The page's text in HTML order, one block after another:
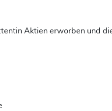
Aktien erworben und